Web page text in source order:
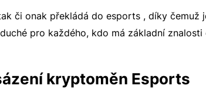
či onak překládá do esports , díky čemuž
pro každého, kdo má základní znalosti
kryptoměn Esports